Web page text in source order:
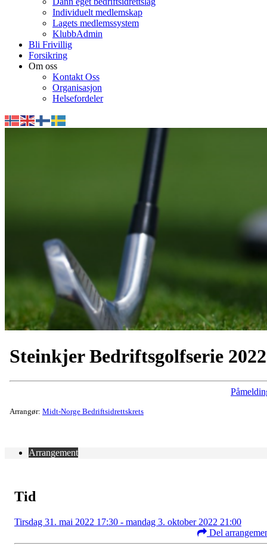
Individuelt medlemskap
Lagets medlemssystem
KlubbAdmin
Bli Frivillig
Forsikring
Om oss
Kontakt Oss
Organisasjon
Helsefordeler
Steinkjer Bedriftsgolfserie 2022
Arrangør: Midt-Norge Bedriftsidrettskrets
Arrangement
Tid
Tirsdag 31. mai 2022 17:30 - mandag 3. oktober 2022 21:00
Del